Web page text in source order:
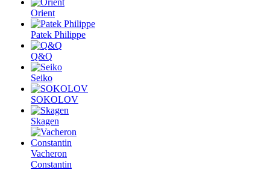
Orient
Patek Philippe
Q&Q
Seiko
SOKOLOV
Skagen
Vacheron
Constantin